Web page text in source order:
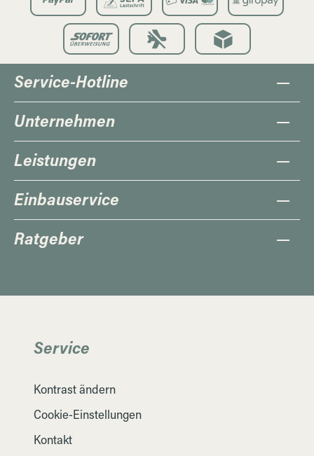
Service-Hotline
Unternehmen
Leistungen
Einbauservice
Ratgeber
Service
Kontrast ändern
Cookie-Einstellungen
Kontakt